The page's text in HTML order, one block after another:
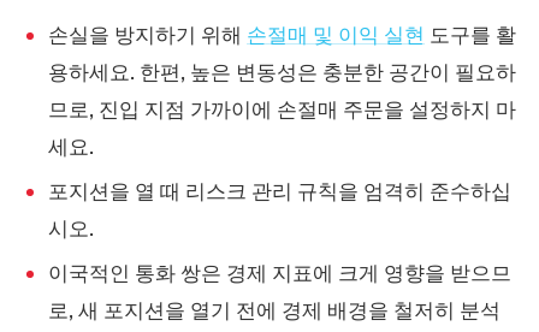
손실을 방지하기 위해 손절매 및 이익 실현 도구를 활
용하세요. 한편, 높은 변동성은 충분한 공간이 필요하
므로, 진입 지점 가까이에 손절매 주문을 설정하지 마
세요.
포지션을 열 때 리스크 관리 규칙을 엄격히 준수하십
시오.
이국적인 통화 쌍은 경제 지표에 크게 영향을 받으므
로, 새 포지션을 열기 전에 경제 배경을 철저히 분석